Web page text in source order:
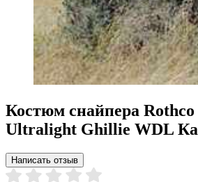
Костюм снайпера Rothco
Ultralight Ghillie WDL
Написать отзыв